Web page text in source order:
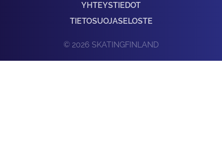
YHTEYSTIEDOT
TIETOSUOJASELOSTE
© 2026 SKATINGFINLAND